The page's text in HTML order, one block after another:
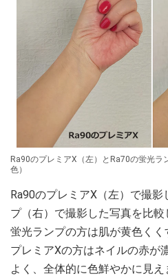
Ra90のプレミアX（左）とRa70の蛍光ラ
色）
Ra90のプレミアX（左）で撮
プ（右）で撮影した写真を比
蛍光ランプの方は肌が黄色く
プレミアXの方はネイルの赤が
よく、全体的に色鮮やかに見